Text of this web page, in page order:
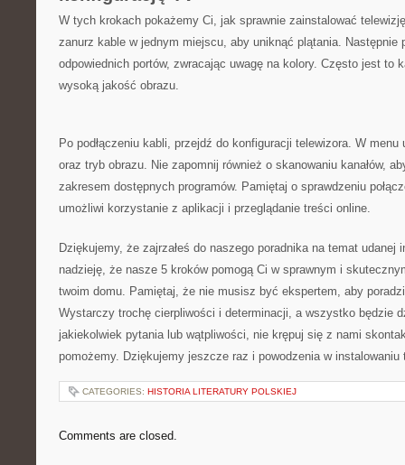
W‌ tych krokach pokażemy Ci, jak sprawnie‌ zainstalować
zanurz kable w jednym miejscu, aby uniknąć plątania. Następnie
⁤odpowiednich ​portów, zwracając uwagę na​ kolory. Często ⁣jest ⁤to
wysoką jakość ⁣obrazu.
Po podłączeniu⁤ kabli, przejdź do konfiguracji telewizora. W
oraz tryb⁢ obrazu. Nie‍ zapomnij również o skanowaniu kanałów,‍
zakresem dostępnych programów. Pamiętaj o sprawdzeniu⁣
⁣umożliwi korzystanie z aplikacji i przeglądanie treści online.
Dziękujemy, że zajrzałeś do ‌naszego poradnika na⁣ temat​
nadzieję,‌ że nasze 5 kroków pomogą Ci w sprawnym i
twoim domu. Pamiętaj,‍ że nie musisz być ekspertem, ⁤aby
Wystarczy ⁢trochę cierpliwości i determinacji, a wszystko będzie‍
jakiekolwiek pytania lub wątpliwości, nie krępuj się z​ nami
pomożemy.​ Dziękujemy jeszcze raz⁢ i powodzenia w ⁣instalowaniu
CATEGORIES: HISTORIA LITERATURY POLSKIEJ
Comments are closed.